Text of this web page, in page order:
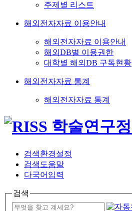
주제별 리스트
해외전자자료 이용안내
해외전자자료 이용안내
해외DB별 이용권한
대학별 해외DB 구독현황
해외전자자료 통계
해외전자자료 통계
검색환경설정
검색도움말
다국어입력
검색